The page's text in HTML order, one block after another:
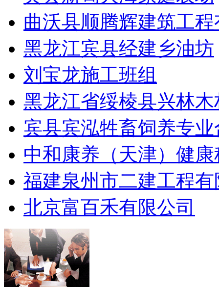
曲沃县顺腾辉建筑工
黑龙江宾县经建乡油坊
刘宝龙施工班组
黑龙江省绥棱县兴林
宾县宾泓牲畜饲养专
中和康养（天津）健
福建泉州市二建工程
北京富百禾有限公司